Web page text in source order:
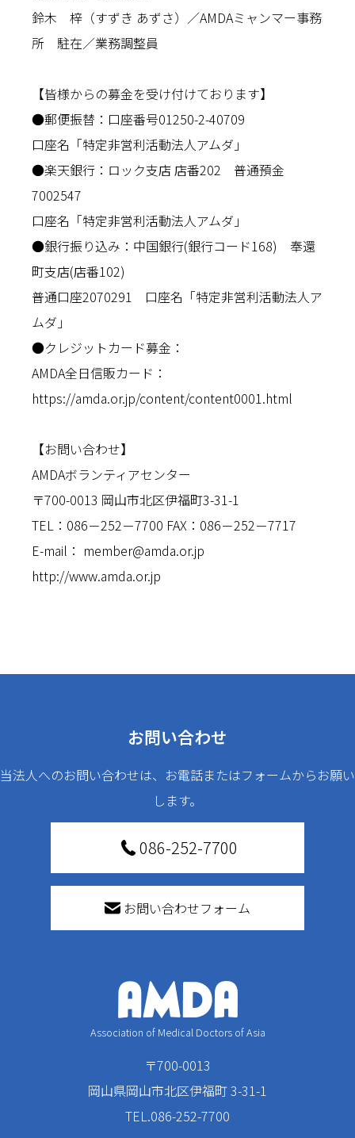
鈴木 梓（すずき あずさ）／AMDAミャンマー事務
所 駐在／業務調整員
【皆様からの募金を受け付けております】
●郵便振替：口座番号01250-2-40709
口座名「特定非営利活動法人アムダ」
●楽天銀行：ロック支店 店番202 普通預金
7002547
口座名「特定非営利活動法人アムダ」
●銀行振り込み：中国銀行(銀行コード168) 奉還
町支店(店番102)
普通口座2070291 口座名「特定非営利活動法人ア
ムダ」
●クレジットカード募金：
AMDA全日信販カード：
https://amda.or.jp/content/content0001.html
【お問い合わせ】
AMDAボランティアセンター
〒700-0013 岡山市北区伊福町3-31-1
TEL：086－252－7700 FAX：086－252－7717
E-mail： member@amda.or.jp
http://www.amda.or.jp
お問い合わせ
当法人へのお問い合わせは、お電話またはフォームからお願い
します。
086-252-7700
お問い合わせフォーム
Association of Medical Doctors of Asia
〒700-0013
岡山県岡山市北区伊福町 3-31-1
TEL.086-252-7700